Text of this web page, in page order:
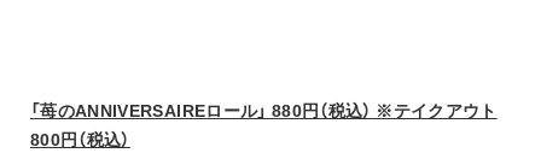
「苺のANNIVERSAIREロール」 880円（税込） ※テイクアウト
800円（税込）